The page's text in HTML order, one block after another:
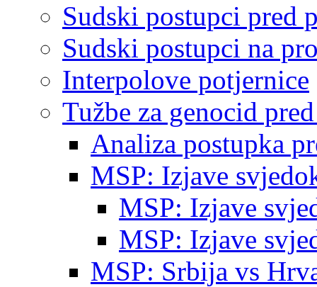
Sudski postupci pred
Sudski postupci na
Interpolove potjernice
Tužbe za genocid
Analiza postupka
MSP: Izjave
MSP: Izjave
MSP: Izjave
MSP: Srbija vs